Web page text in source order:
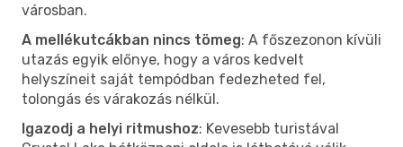
városban.
A mellékutcákban nincs tömeg: A főszezonon kívüli
utazás egyik előnye, hogy a város kedvelt
helyszíneit saját tempódban fedezheted fel,
tolongás és várakozás nélkül.
Igazodj a helyi ritmushoz: Kevesebb turistával